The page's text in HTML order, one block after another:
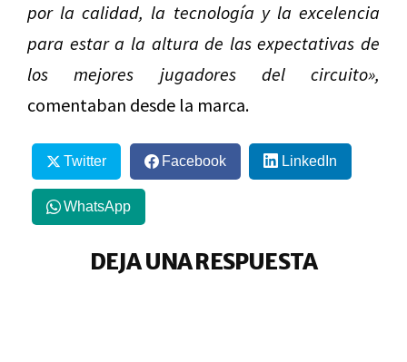
por la calidad, la tecnología y la excelencia
para estar a la altura de las expectativas de
los mejores jugadores del circuito»,
comentaban desde la marca.
Twitter Facebook LinkedIn
WhatsApp
DEJA UNA RESPUESTA